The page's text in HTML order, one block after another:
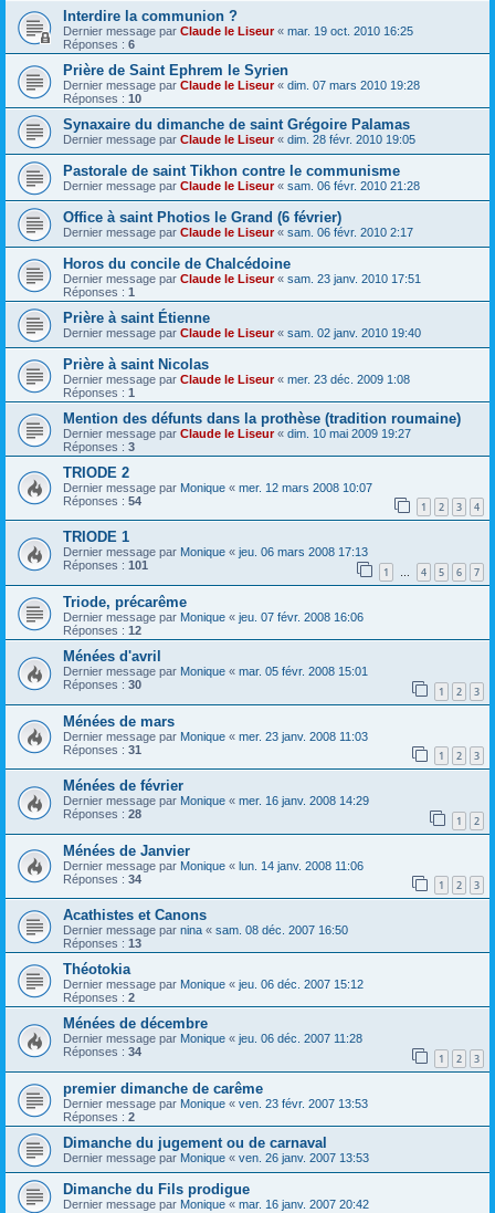
Interdire la communion ?
Dernier message par Claude le Liseur« mar. 19 oct. 2010 16:25
Réponses : 6
Prière de Saint Ephrem le Syrien
Dernier message par Claude le Liseur« dim. 07 mars 2010 19:28
Réponses : 10
Synaxaire du dimanche de saint Grégoire Palamas
Dernier message par Claude le Liseur« dim. 28 févr. 2010 19:05
Pastorale de saint Tikhon contre le communisme
Dernier message par Claude le Liseur« sam. 06 févr. 2010 21:28
Office à saint Photios le Grand (6 février)
Dernier message par Claude le Liseur« sam. 06 févr. 2010 2:17
Horos du concile de Chalcédoine
Dernier message par Claude le Liseur« sam. 23 janv. 2010 17:51
Réponses : 1
Prière à saint Étienne
Dernier message par Claude le Liseur« sam. 02 janv. 2010 19:40
Prière à saint Nicolas
Dernier message par Claude le Liseur« mer. 23 déc. 2009 1:08
Réponses : 1
Mention des défunts dans la prothèse (tradition roumaine)
Dernier message par Claude le Liseur« dim. 10 mai 2009 19:27
Réponses : 3
TRIODE 2
Dernier message par Monique « mer. 12 mars 2008 10:07
Réponses : 54 1 2 3 4
TRIODE 1
Dernier message par Monique « jeu. 06 mars 2008 17:13
Réponses : 101 1 … 4 5 6 7
Triode, précarême
Dernier message par Monique « jeu. 07 févr. 2008 16:06
Réponses : 12
Ménées d'avril
Dernier message par Monique « mar. 05 févr. 2008 15:01
Réponses : 30 1 2 3
Ménées de mars
Dernier message par Monique « mer. 23 janv. 2008 11:03
Réponses : 31 1 2 3
Ménées de février
Dernier message par Monique « mer. 16 janv. 2008 14:29
Réponses : 28 1 2
Ménées de Janvier
Dernier message par Monique « lun. 14 janv. 2008 11:06
Réponses : 34 1 2 3
Acathistes et Canons
Dernier message par nina « sam. 08 déc. 2007 16:50
Réponses : 13
Théotokia
Dernier message par Monique « jeu. 06 déc. 2007 15:12
Réponses : 2
Ménées de décembre
Dernier message par Monique « jeu. 06 déc. 2007 11:28
Réponses : 34 1 2 3
premier dimanche de carême
Dernier message par Monique « ven. 23 févr. 2007 13:53
Réponses : 2
Dimanche du jugement ou de carnaval
Dernier message par Monique « ven. 26 janv. 2007 13:53
Dimanche du Fils prodigue
Dernier message par Monique « mar. 16 janv. 2007 20:42